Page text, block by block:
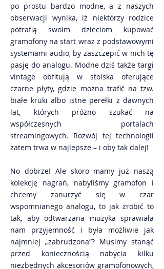
po prostu bardzo modne, a z naszych
obserwacji wynika, iż niektórzy rodzice
potrafią swoim dzieciom kupować
gramofony na start wraz z podstawowymi
systemami audio, by zaszczepić w nich tę
pasję do analogu. Modne dziś także targi
vintage obfitują w stoiska oferujące
czarne płyty, gdzie można trafić na tzw.
białe kruki albo istne perełki z dawnych
lat, których próżno szukać na
współczesnych portalach
streamingowych. Rozwój tej technologii
zatem trwa w najlepsze – i oby tak dalej!
No dobrze! Ale skoro mamy już naszą
kolekcję nagrań, nabyliśmy gramofon i
chcemy zanurzyć się w czar
wspomnianego analogu, to jak zrobić to
tak, aby odtwarzana muzyka sprawiała
nam przyjemność i była możliwie jak
najmniej „zabrudzona”? Musimy stanąć
przed koniecznością nabycia kilku
niezbędnych akcesoriów gramofonowych,